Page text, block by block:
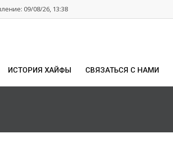
09/08/26, 13:38
ИСТОРИЯ ХАЙФЫ СВЯЗАТЬСЯ С НАМИ